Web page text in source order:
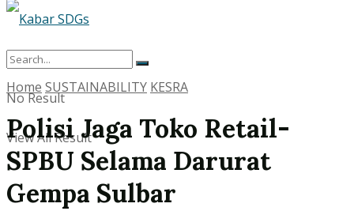
No Result
View All Result
Home SUSTAINABILITY KESRA
Polisi Jaga Toko Retail-
SPBU Selama Darurat
Gempa Sulbar